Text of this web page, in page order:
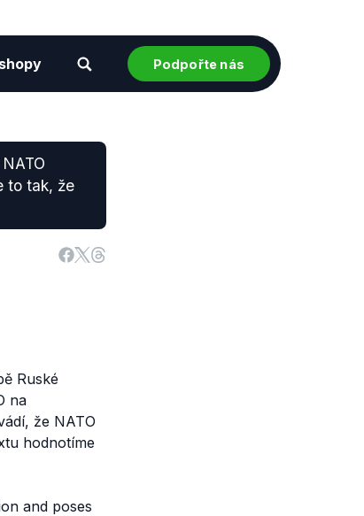
Podpořte nás
to tak, že
Ruské
na
že NATO
hodnotíme
and poses